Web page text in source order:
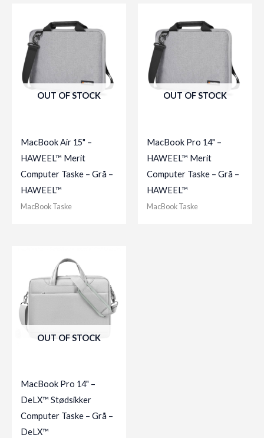
OUT OF STOCK
MacBook Air 15" –
HAWEEL™ Merit
Computer Taske – Grå –
HAWEEL™
MacBook Taske
OUT OF STOCK
MacBook Pro 14" –
HAWEEL™ Merit
Computer Taske – Grå –
HAWEEL™
MacBook Taske
OUT OF STOCK
MacBook Pro 14" –
DeLX™ Stødsikker
Computer Taske – Grå –
DeLX™